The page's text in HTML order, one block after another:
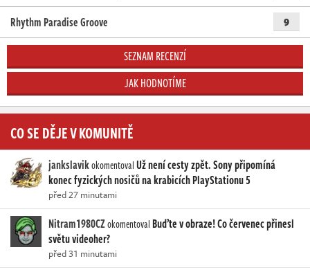
Rhythm Paradise Groove 9
SEZNAM RECENZÍ
JAK HODNOTÍME
CO SE DĚJE V KOMUNITĚ
jankslavikokomentovalUž není cesty zpět. Sony připomíná
konec fyzických nosičů na krabicích PlayStationu 5
před 27 minutami
Nitram1980CZokomentoval Buďte v obraze! Co červenec přinesl
světu videoher?
před 31 minutami